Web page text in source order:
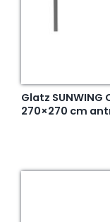
Glatz
270×270 cm